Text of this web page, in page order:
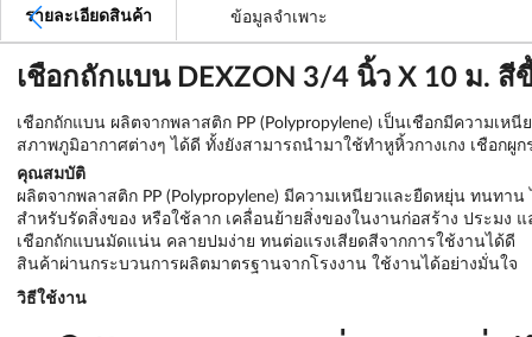
รายละเอียดสินค้า ข้อมูลจำเพาะ
เชือกถักแบน DEXZON 3/4 นิ้ว X 10 ม. สี
เชือกถักแบน ผลิตจากพลาสติก PP (Polypropylene) เป็นเชือกมีความเ
สภาพภูมิอากาศต่างๆ ได้ดี ทั้งยังสามารถนำมาใช้ทำหูหิ้วกางเกง เชือก
คุณสมบัติ
ผลิตจากพลาสติก PP (Polypropylene) มีความเหนียวและยืดหยุ่น ทนทาน
สำหรับรัดสิ่งของ หรือใช้ลาก เคลื่อนย้ายสิ่งของในงานก่อสร้าง ประมง แ
เชือกถักแบนมัดแน่น คลายปมง่าย ทนต่อแรงเสียดสีจากการใช้งานได้ดี
สินค้าผ่านกระบวนการผลิตมาตรฐานจากโรงงาน ใช้งานได้อย่างมั่นใจ
วิธีใช้งาน